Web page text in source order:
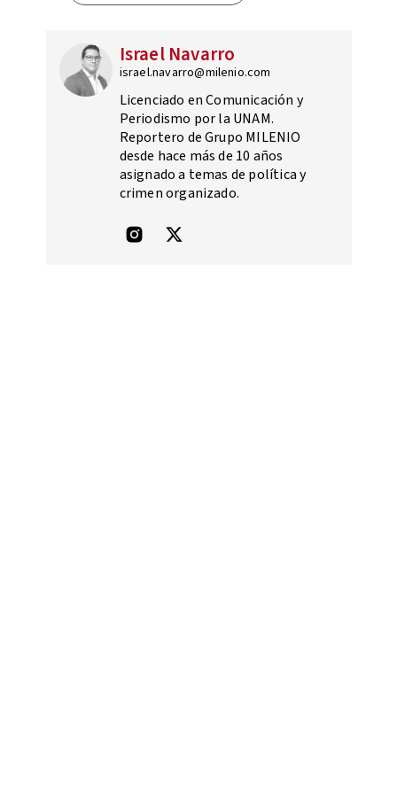
Israel Navarro
israel.navarro@milenio.com
Licenciado en Comunicación y
Periodismo por la UNAM.
Reportero de Grupo MILENIO
desde hace más de 10 años
asignado a temas de política y
crimen organizado.